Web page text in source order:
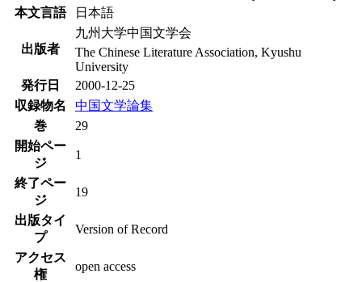
本文言語
日本語
出版者
九州大学中国文学会
The Chinese Literature Association, Kyushu
University
発行日
2000-12-25
収録物名
中国文学論集
巻
29
開始ペー
ジ
1
終了ペー
ジ
19
出版タイ
プ
Version of Record
アクセス
権
open access